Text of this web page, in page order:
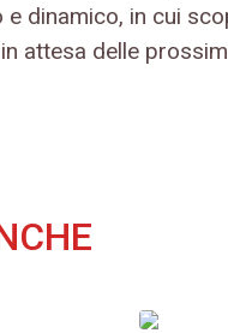
dinamico, in cui
attesa delle